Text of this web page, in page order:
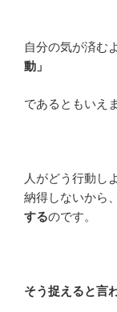
自分の気が済む
動」
であるともいえ
人がどう行動し
納得しないから
するのです。
そう捉えると言